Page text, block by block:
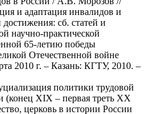
и адаптация инвалидов и
сб. статей и
научно-практической
65-летию победы
Отечественной войне
2010 г. – Казань: КГТУ, 2010. –
политики трудовой
(конец XIX – первая треть ХХ
церковь в истории России